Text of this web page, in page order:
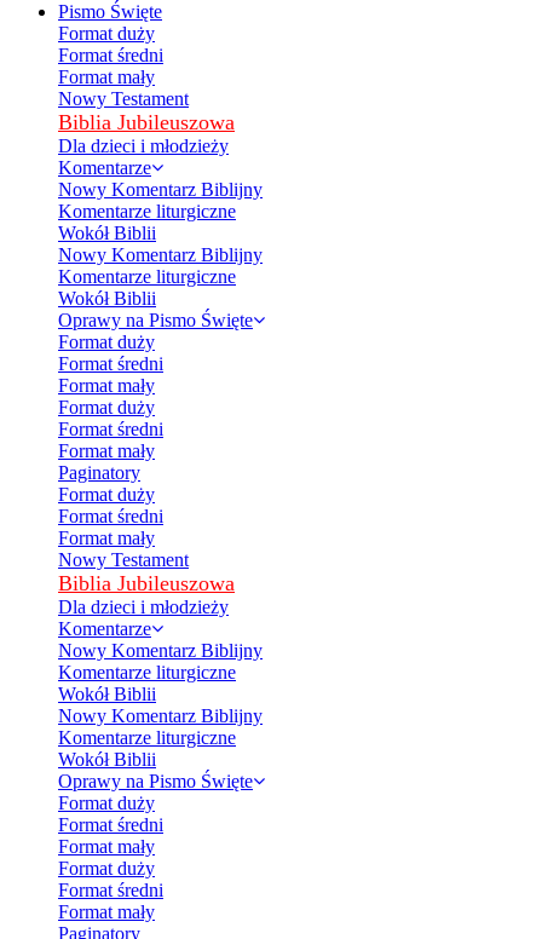
Pismo Święte
Format duży
Format średni
Format mały
Nowy Testament
Biblia Jubileuszowa
Dla dzieci i młodzieży
Komentarze
Nowy Komentarz Biblijny
Komentarze liturgiczne
Wokół Biblii
Nowy Komentarz Biblijny
Komentarze liturgiczne
Wokół Biblii
Oprawy na Pismo Święte
Format duży
Format średni
Format mały
Format duży
Format średni
Format mały
Paginatory
Format duży
Format średni
Format mały
Nowy Testament
Biblia Jubileuszowa
Dla dzieci i młodzieży
Komentarze
Nowy Komentarz Biblijny
Komentarze liturgiczne
Wokół Biblii
Nowy Komentarz Biblijny
Komentarze liturgiczne
Wokół Biblii
Oprawy na Pismo Święte
Format duży
Format średni
Format mały
Format duży
Format średni
Format mały
Paginatory